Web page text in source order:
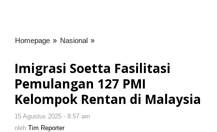
Homepage » Nasional »
Pemulangan
127
PMI
Kelompok
Imigrasi Soetta Fasilitasi
Pemulangan 127 PMI
Kelompok Rentan di Malaysia
15 Agustus 2025 - 8:57 am
oleh Tim Reporter